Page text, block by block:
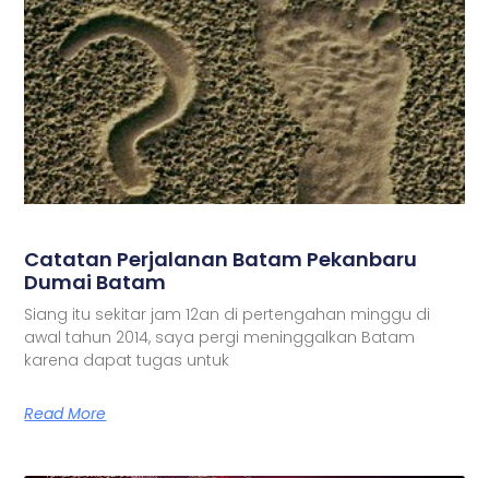
Catatan Perjalanan Batam Pekanbaru
Dumai Batam
Siang itu sekitar jam 12an di pertengahan minggu di
awal tahun 2014, saya pergi meninggalkan Batam
karena dapat tugas untuk
Read More